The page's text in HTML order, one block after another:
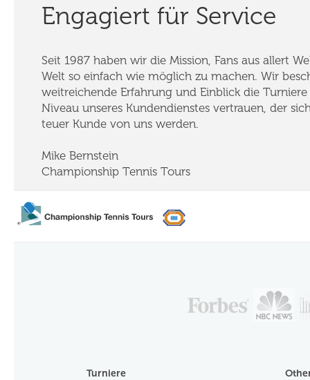
Engagiert für Service
Seit 1987 haben wir die Mission, Fans aus allert
Welt so einfach wie möglich zu machen. Wir
weitreichende Erfahrung und Einblick die
Niveau unseres Kundendienstes vertrauen, der
teuer Kunde von uns werden.
Mike Bernstein
Championship Tennis Tours
Turniere